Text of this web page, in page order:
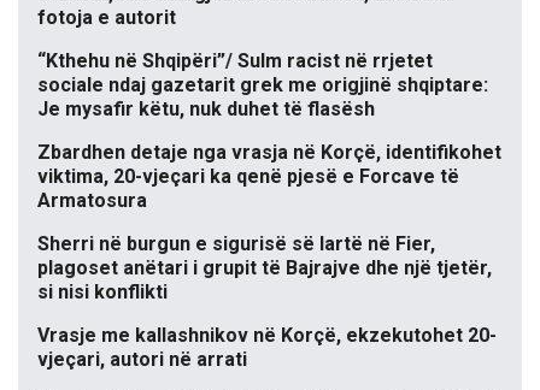
fotoja e autorit
“Kthehu në Shqipëri”/ Sulm racist në rrjetet
sociale ndaj gazetarit grek me origjinë shqiptare:
Je mysafir këtu, nuk duhet të flasësh
Zbardhen detaje nga vrasja në Korçë, identifikohet
viktima, 20-vjeçari ka qenë pjesë e Forcave të
Armatosura
Sherri në burgun e sigurisë së lartë në Fier,
plagoset anëtari i grupit të Bajrajve dhe një tjetër,
si nisi konflikti
Vrasje me kallashnikov në Korçë, ekzekutohet 20-
vjeçari, autori në arrati